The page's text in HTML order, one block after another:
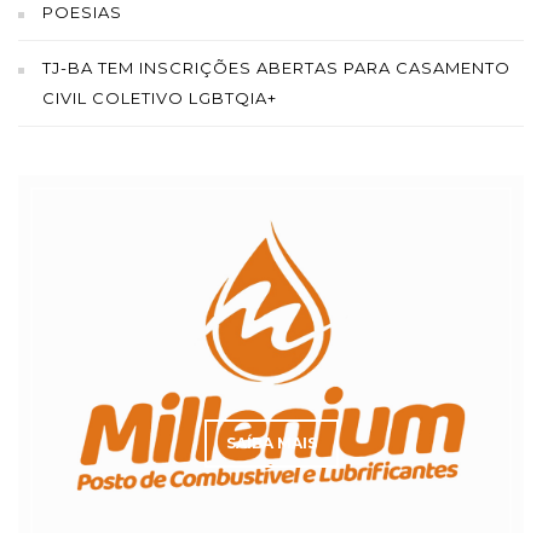
POESIAS
TJ-BA TEM INSCRIÇÕES ABERTAS PARA CASAMENTO
CIVIL COLETIVO LGBTQIA+
SAÍBA MAIS